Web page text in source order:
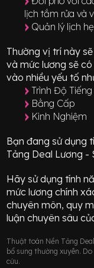
lịch tắm rửa và
Quản lý lịch
Thường vị trí này
và mức lương sẽ
vào nhiều yếu tố
Trình Độ Tiếng
Bằng Cấp
Kinh Nghiệm
Bạn đang sử dụng
Tảng Deal Lương -
Hãy sử dụng tính
mức lương chính
chuyên môn, quy
luận chuyên sâu
Thuật toán Nền Tảng
bổ sung thường xuyên.
cứu.